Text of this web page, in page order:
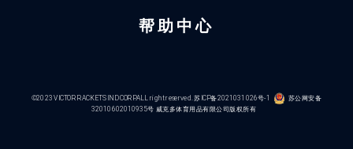
帮助中心
©2023 VICTOR RACKETS IND CORP.ALL right reserved.苏ICP备2021031026号-1 苏公网安备
32010602010935号 威克多体育用品有限公司版权所有